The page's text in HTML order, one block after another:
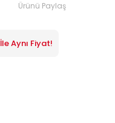
Ürünü Paylaş
Aynı Fiyat!